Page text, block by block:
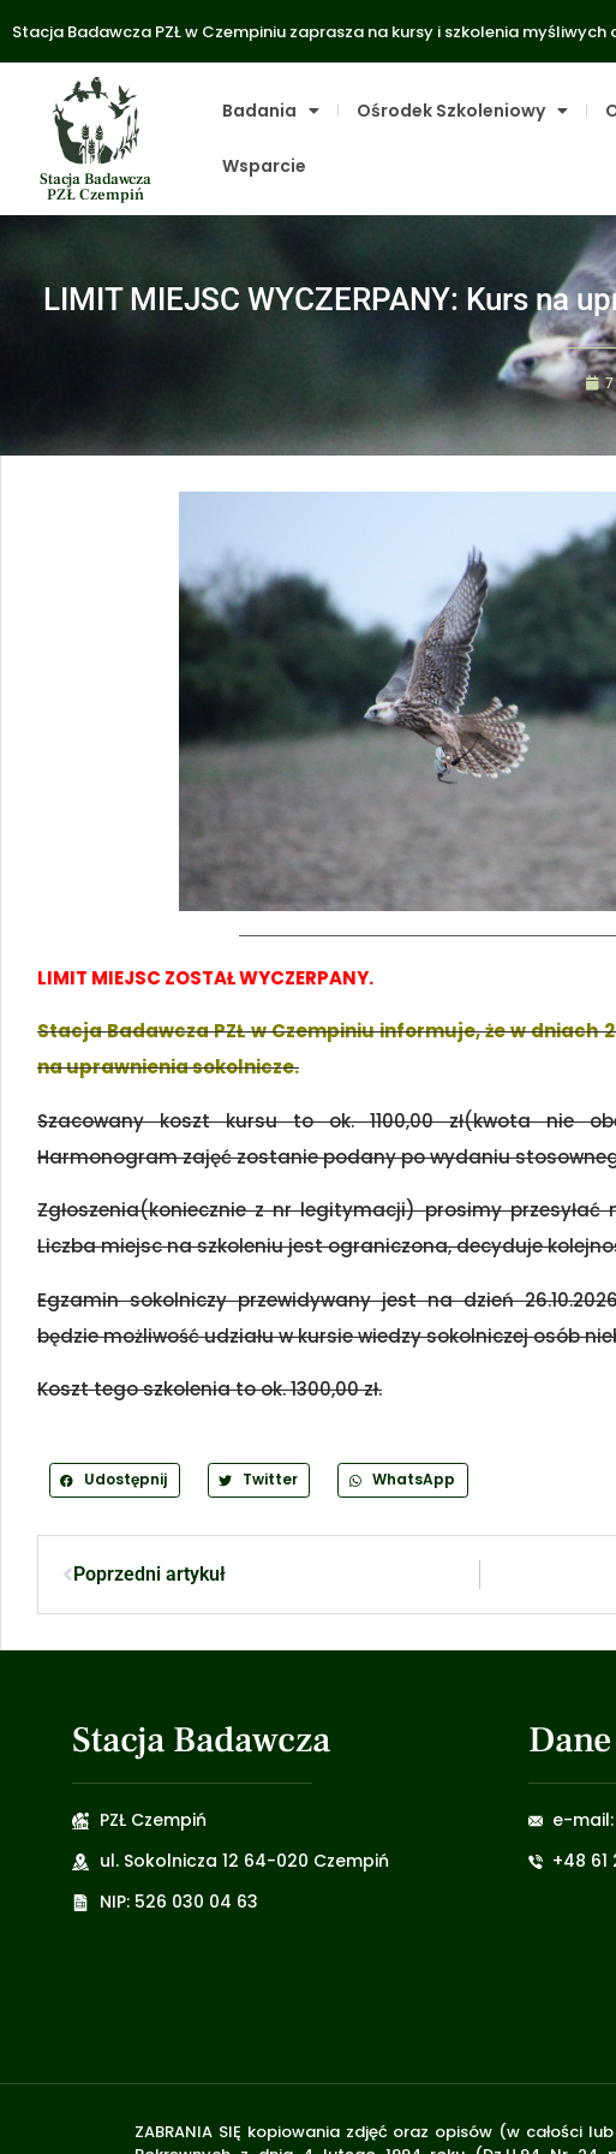
Stacja Badawcza PZŁ w Czempiniu zaprasza na kursy i szkolenia myśliwych
Stacja Badawcza
PZŁ Czempiń
Badania Ośrodek Szkoleniowy
Wsparcie
LIMIT MIEJSC WYCZERPANY: Kurs na
7
LIMIT MIEJSC ZOSTAŁ WYCZERPANY.
Stacja Badawcza PZŁ w Czempiniu informuje, że w dniach
na uprawnienia sokolnicze.
Szacowany koszt kursu to ok. 1100,00 zł(kwota nie
Harmonogram zajęć zostanie podany po wydaniu
Zgłoszenia(koniecznie z nr legitymacji) prosimy
Liczba miejsc na szkoleniu jest ograniczona, decyduje
Egzamin sokolniczy przewidywany jest na dzień
będzie możliwość udziału w kursie wiedzy sokolniczej osób
Koszt tego szkolenia to ok. 1300,00 zł.
Udostępnij Twitter WhatsApp
Poprzedni artykuł
Stacja Badawcza
PZŁ Czempiń
ul. Sokolnicza 12 64-020 Czempiń
NIP: 526 030 04 63
e-
+48
ZABRANIA SIĘ kopiowania zdjęć oraz opisów (w całości